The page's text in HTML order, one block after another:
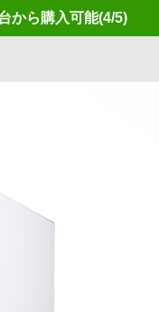
から購入可能(4/5)